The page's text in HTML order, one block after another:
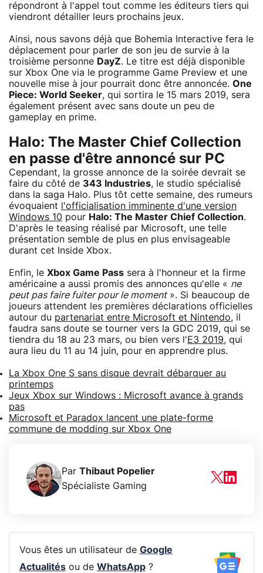
répondront à l'appel tout comme les éditeurs tiers qui
viendront détailler leurs prochains jeux.
Ainsi, nous savons déjà que Bohemia Interactive fera le
déplacement pour parler de son jeu de survie à la
troisième personne DayZ. Le titre est déjà disponible
sur Xbox One via le programme Game Preview et une
nouvelle mise à jour pourrait donc être annoncée. One
Piece: World Seeker, qui sortira le 15 mars 2019, sera
également présent avec sans doute un peu de
gameplay en prime.
Halo: The Master Chief Collection
en passe d'être annoncé sur PC
Cependant, la grosse annonce de la soirée devrait se
faire du côté de 343 Industries, le studio spécialisé
dans la saga Halo. Plus tôt cette semaine, des rumeurs
évoquaient
l'officialisation imminente d'une version
Windows 10 pour Halo: The Master Chief Collection.
D'après le teasing réalisé par Microsoft, une telle
présentation semble de plus en plus envisageable
durant cet Inside Xbox.
Enfin, le Xbox Game Pass sera à l'honneur et la firme
américaine a aussi promis des annonces qu'elle « ne
peut pas faire fuiter pour le moment». Si beaucoup de
joueurs attendent les premières déclarations officielles
autour du partenariat entre Microsoft et Nintendo, il
faudra sans doute se tourner vers la GDC 2019, qui se
tiendra du 18 au 23 mars, ou bien vers l'E3 2019, qui
aura lieu du 11 au 14 juin, pour en apprendre plus.
La Xbox One S sans disque devrait débarquer au
printemps
Jeux Xbox sur Windows : Microsoft avance à grands
pas
Microsoft et Paradox lancent une plate-forme
commune de modding sur Xbox One
Par Thibaut Popelier
Spécialiste Gaming
Vous êtes un utilisateur de Google
Actualitésou de WhatsApp?